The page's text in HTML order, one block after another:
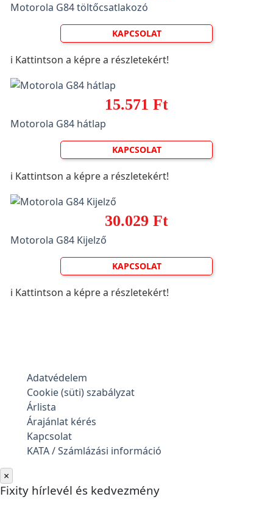
Motorola G84 töltőcsatlakozó
KAPCSOLAT
ℹ️ Kattintson a képre a részletekért!
15.571 Ft
Motorola G84 hátlap
KAPCSOLAT
ℹ️ Kattintson a képre a részletekért!
30.029 Ft
Motorola G84 Kijelző
KAPCSOLAT
ℹ️ Kattintson a képre a részletekért!
Adatvédelem
Cookie (süti) szabályzat
Árlista
Árajánlat kérés
Kapcsolat
KATA / Számlázási információ
×
Fixity hírlevél és kedvezmény